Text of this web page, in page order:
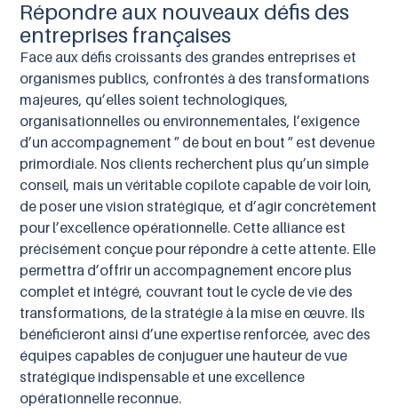
Répondre aux nouveaux défis des
entreprises françaises
Face aux défis croissants des grandes entreprises et
organismes publics, confrontés à des transformations
majeures, qu’elles soient technologiques,
organisationnelles ou environnementales, l’exigence
d’un accompagnement ” de bout en bout ” est devenue
primordiale. Nos clients recherchent plus qu’un simple
conseil, mais un véritable copilote capable de voir loin,
de poser une vision stratégique, et d’agir concrètement
pour l’excellence opérationnelle. Cette alliance est
précisément conçue pour répondre à cette attente. Elle
permettra d’offrir un accompagnement encore plus
complet et intégré, couvrant tout le cycle de vie des
transformations, de la stratégie à la mise en œuvre. Ils
bénéficieront ainsi d’une expertise renforcée, avec des
équipes capables de conjuguer une hauteur de vue
stratégique indispensable et une excellence
opérationnelle reconnue.